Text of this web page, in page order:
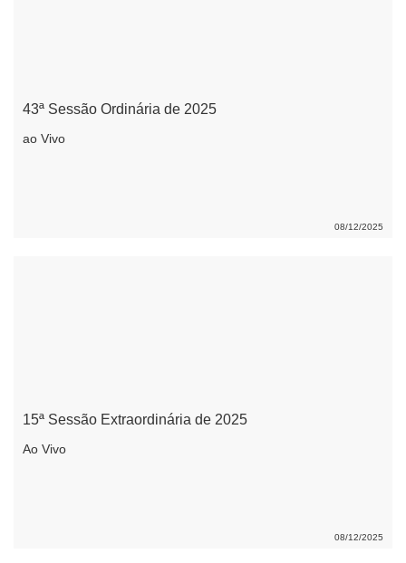
43ª Sessão Ordinária de 2025
ao Vivo
08/12/2025
15ª Sessão Extraordinária de 2025
Ao Vivo
08/12/2025